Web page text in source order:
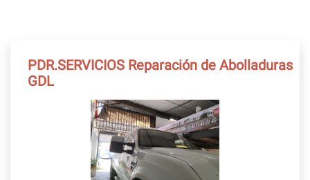
PDR.SERVICIOS Reparación de Abolladuras
GDL